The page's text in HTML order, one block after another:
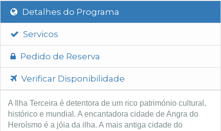
Detalhes do Programa
Servicos
Pedido de Reserva
Verificar Disponibilidade
A Ilha Terceira é detentora de um rico património cultural,
histórico e mundial. A encantadora cidade de Angra do
Heroísmo é a jóia da ilha. A mais antiga cidade do